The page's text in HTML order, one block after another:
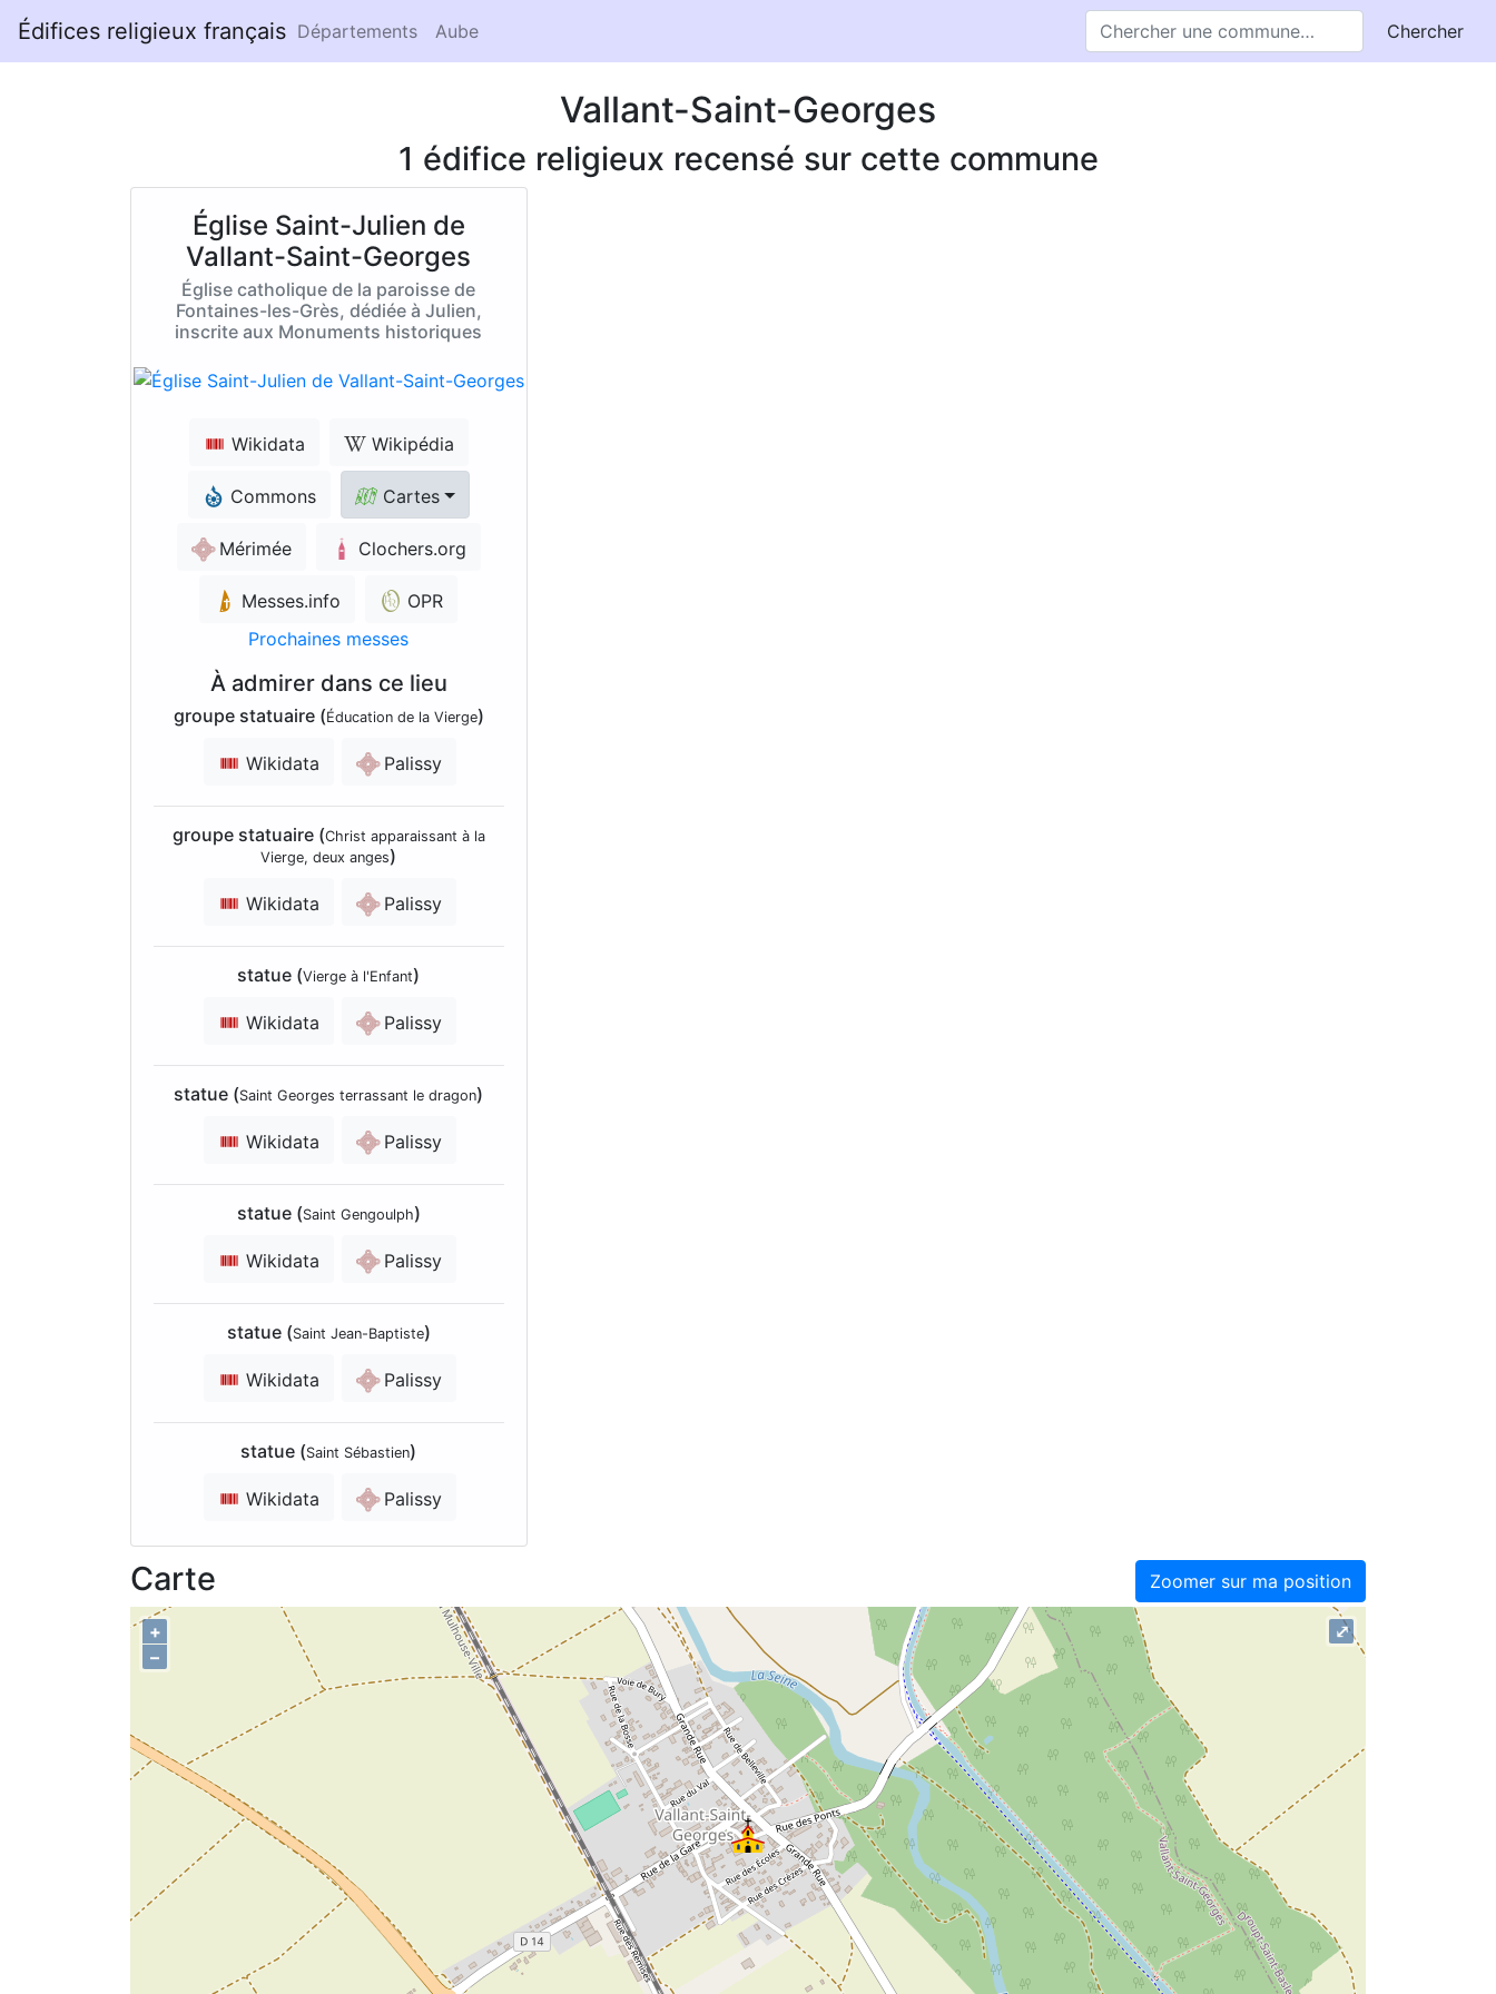
Édifices religieux français Départements Aube Chercher
Vallant-Saint-Georges
1 édifice religieux recensé sur cette commune
Église Saint-Julien de
Vallant-Saint-Georges
Église catholique de la paroisse de
Fontaines-les-Grès, dédiée à Julien,
inscrite aux Monuments historiques
Wikidata Wikipédia
Commons Cartes
Mérimée Clochers.org
Messes.info
OPR
Prochaines messes
À admirer dans ce lieu
groupe statuaire (Éducation de la Vierge)
Wikidata Palissy
groupe statuaire (Christ apparaissant à la
Vierge, deux anges)
Wikidata Palissy
statue (Vierge à l'Enfant)
Wikidata Palissy
statue (Saint Georges terrassant le dragon)
Wikidata Palissy
statue (Saint Gengoulph)
Wikidata Palissy
statue (Saint Jean-Baptiste)
Wikidata Palissy
statue (Saint Sébastien)
Wikidata Palissy
Zoomer sur ma position
Carte
+
–
⤢